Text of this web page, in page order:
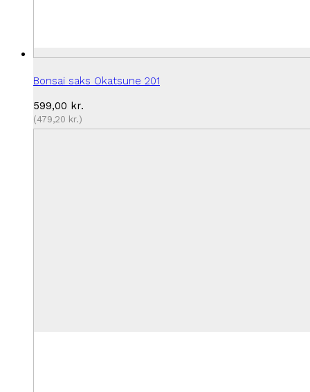
Bonsai saks Okatsune 201
599,00 kr.
(479,20 kr.)